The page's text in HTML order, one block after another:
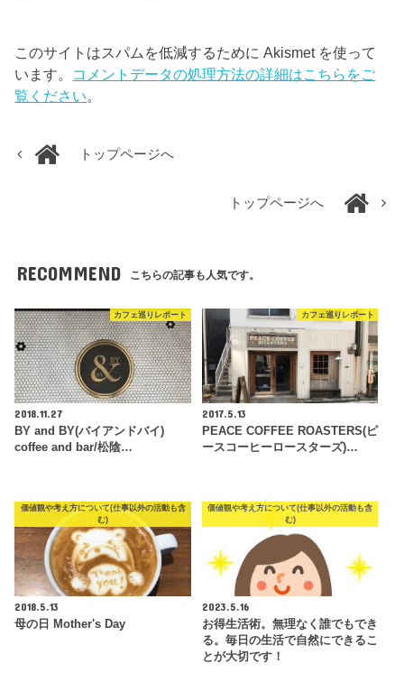
このサイトはスパムを低減するために Akismet を使って
います。 コメントデータの処理方法の詳細はこちらをご
覧ください。
トップページへ
トップページへ
RECOMMEND こちらの記事も人気です。
カフェ巡りレポート
2018.11.27
BY and BY(バイアンドバイ)
coffee and bar/松陰…
カフェ巡りレポート
2017.5.13
PEACE COFFEE ROASTERS(ピ
ースコーヒーロースターズ)…
価値観や考え方について(仕事以外の活動も含
む)
2018.5.13
母の日 Mother's Day
価値観や考え方について(仕事以外の活動も含
む)
2023.5.16
お得生活術。無理なく誰でもでき
る。毎日の生活で自然にできるこ
とが大切です！